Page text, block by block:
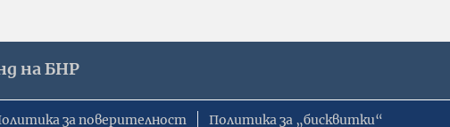
на БНР
за поверителност Политика за „бисквитки“